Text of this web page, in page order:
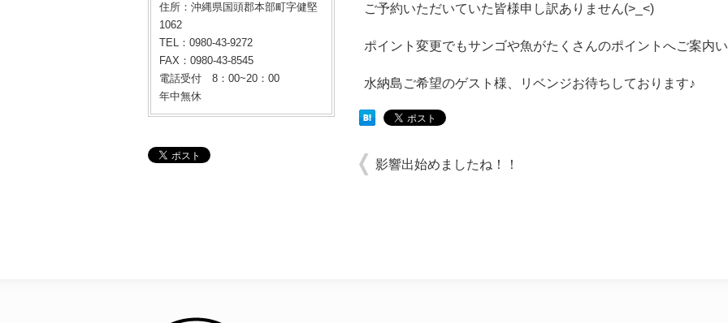
住所：沖縄県国頭郡本部町字健堅
1062
TEL：0980-43-9272
FAX：0980-43-8545
電話受付 8：00~20：00
年中無休
ご予約いただいていた皆様申し訳ありません(>_<)
ポイント変更でもサンゴや魚がたくさんのポイントへご案内
水納島ご希望のゲスト様、リベンジお待ちしております♪
影響出始めましたね！！